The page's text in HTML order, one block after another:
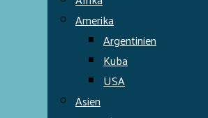
Amerika
Argentinien
Kuba
USA
Asien